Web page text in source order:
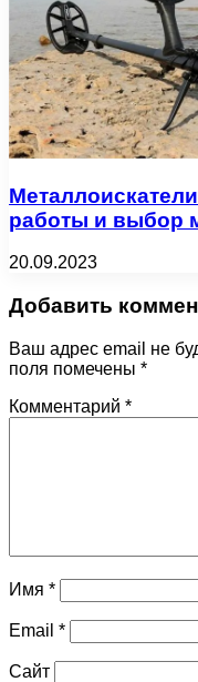
работы и выбор
20.09.2023
Добавить
Ваш адрес email не
поля помечены *
Комментарий *
Имя *
Email *
Сайт